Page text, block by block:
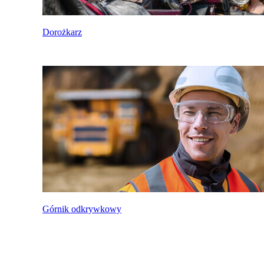
Dorożkarz
Górnik odkrywkowy